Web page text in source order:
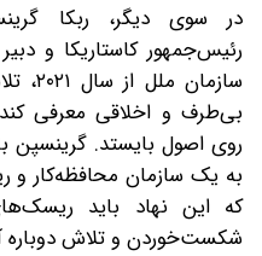
رئیس‌جمهور کاستاریکا و
بی‌طرف و اخلاقی معرفی
روی اصول بایستد. گرینسپن
به یک سازمان محافظه‌کار
که این نهاد باید
شکست‌خوردن و تلاش دوباره